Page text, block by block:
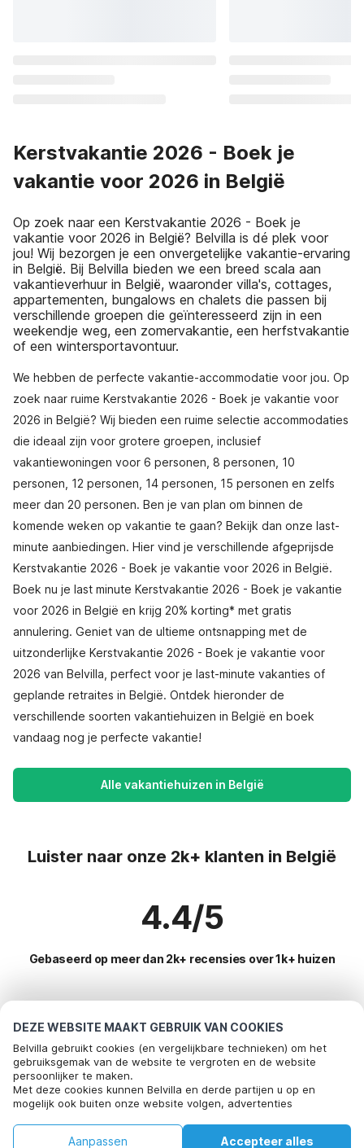
DEZE WEBSITE MAAKT GEBRUIK VAN COOKIES
Belvilla gebruikt cookies (en vergelijkbare technieken) om het
gebruiksgemak van de website te vergroten en de website
persoonlijker te maken.
Met deze cookies kunnen Belvilla en derde partijen u op en
mogelijk ook buiten onze website volgen, advertenties
social media.
Door op "accepteren" te klikken gaat u hiermee akkoord. Meer
Accepteer alles
Aanpassen
Kerstvakantie 2026 - Boek je
vakantie voor 2026 in België
Op zoek naar een Kerstvakantie 2026 - Boek je
vakantie voor 2026 in België? Belvilla is dé plek voor
jou! Wij bezorgen je een onvergetelijke vakantie-ervaring
in België. Bij Belvilla bieden we een breed scala aan
vakantieverhuur in België, waaronder villa's, cottages,
appartementen, bungalows en chalets die passen bij
verschillende groepen die geïnteresseerd zijn in een
weekendje weg, een zomervakantie, een herfstvakantie
of een wintersportavontuur.
We hebben de perfecte vakantie-accommodatie voor jou. Op
zoek naar ruime Kerstvakantie 2026 - Boek je vakantie voor
2026 in België? Wij bieden een ruime selectie accommodaties
die ideaal zijn voor grotere groepen, inclusief
vakantiewoningen voor 6 personen, 8 personen, 10
personen, 12 personen, 14 personen, 15 personen en zelfs
meer dan 20 personen. Ben je van plan om binnen de
komende weken op vakantie te gaan? Bekijk dan onze last-
minute aanbiedingen. Hier vind je verschillende afgeprijsde
Kerstvakantie 2026 - Boek je vakantie voor 2026 in België.
Boek nu je last minute Kerstvakantie 2026 - Boek je vakantie
voor 2026 in België en krijg 20% korting* met gratis
annulering. Geniet van de ultieme ontsnapping met de
uitzonderlijke Kerstvakantie 2026 - Boek je vakantie voor
2026 van Belvilla, perfect voor je last-minute vakanties of
geplande retraites in België. Ontdek hieronder de
verschillende soorten vakantiehuizen in België en boek
vandaag nog je perfecte vakantie!
Alle vakantiehuizen in België
Luister naar onze 2k+ klanten in België
4.4/5
Gebaseerd op meer dan 2k+ recensies over 1k+ huizen
Meest populaire bestemmingen voor
vakantie
Populaire voorzieningen voor vakantie in Belgie
Vakantiehuis voor 6 personen
Kindvriendelijke vakantiehuizen
Toplanden met topvoorzieningen voor vakanties
Kindvriendelijke vakantiehuizen duitsland
Top regio's met top voorzieningen voor vakantie